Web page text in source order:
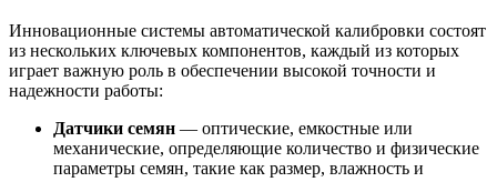
Инновационные системы автоматической калибровки состоят
из нескольких ключевых компонентов, каждый из которых
играет важную роль в обеспечении высокой точности и
надежности работы:
Датчики семян — оптические, емкостные или
механические, определяющие количество и физические
параметры семян, такие как размер, влажность и